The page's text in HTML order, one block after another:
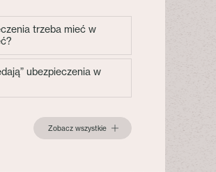
trzeba mieć w
ubezpieczenia w
Zobacz wszystkie